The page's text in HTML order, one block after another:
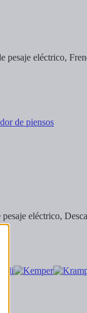
pesaje eléctrico,
eléctrico,